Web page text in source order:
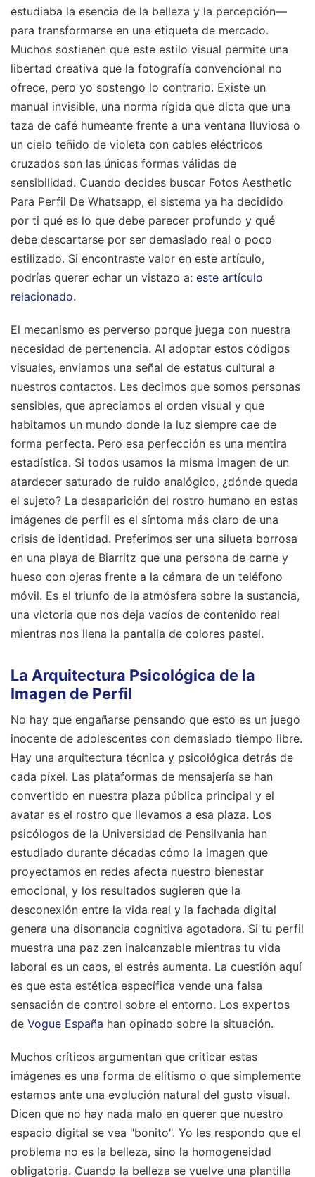
estudiaba la esencia de la belleza y la percepción—
para transformarse en una etiqueta de mercado.
Muchos sostienen que este estilo visual permite una
libertad creativa que la fotografía convencional no
ofrece, pero yo sostengo lo contrario. Existe un
manual invisible, una norma rígida que dicta que una
taza de café humeante frente a una ventana lluviosa o
un cielo teñido de violeta con cables eléctricos
cruzados son las únicas formas válidas de
sensibilidad. Cuando decides buscar Fotos Aesthetic
Para Perfil De Whatsapp, el sistema ya ha decidido
por ti qué es lo que debe parecer profundo y qué
debe descartarse por ser demasiado real o poco
estilizado. Si encontraste valor en este artículo,
podrías querer echar un vistazo a: este artículo
relacionado.
El mecanismo es perverso porque juega con nuestra
necesidad de pertenencia. Al adoptar estos códigos
visuales, enviamos una señal de estatus cultural a
nuestros contactos. Les decimos que somos personas
sensibles, que apreciamos el orden visual y que
habitamos un mundo donde la luz siempre cae de
forma perfecta. Pero esa perfección es una mentira
estadística. Si todos usamos la misma imagen de un
atardecer saturado de ruido analógico, ¿dónde queda
el sujeto? La desaparición del rostro humano en estas
imágenes de perfil es el síntoma más claro de una
crisis de identidad. Preferimos ser una silueta borrosa
en una playa de Biarritz que una persona de carne y
hueso con ojeras frente a la cámara de un teléfono
móvil. Es el triunfo de la atmósfera sobre la sustancia,
una victoria que nos deja vacíos de contenido real
mientras nos llena la pantalla de colores pastel.
La Arquitectura Psicológica de la
Imagen de Perfil
No hay que engañarse pensando que esto es un juego
inocente de adolescentes con demasiado tiempo libre.
Hay una arquitectura técnica y psicológica detrás de
cada píxel. Las plataformas de mensajería se han
convertido en nuestra plaza pública principal y el
avatar es el rostro que llevamos a esa plaza. Los
psicólogos de la Universidad de Pensilvania han
estudiado durante décadas cómo la imagen que
proyectamos en redes afecta nuestro bienestar
emocional, y los resultados sugieren que la
desconexión entre la vida real y la fachada digital
genera una disonancia cognitiva agotadora. Si tu perfil
muestra una paz zen inalcanzable mientras tu vida
laboral es un caos, el estrés aumenta. La cuestión aquí
es que esta estética específica vende una falsa
sensación de control sobre el entorno. Los expertos
de Vogue España han opinado sobre la situación.
Muchos críticos argumentan que criticar estas
imágenes es una forma de elitismo o que simplemente
estamos ante una evolución natural del gusto visual.
Dicen que no hay nada malo en querer que nuestro
espacio digital se vea "bonito". Yo les respondo que el
problema no es la belleza, sino la homogeneidad
obligatoria. Cuando la belleza se vuelve una plantilla